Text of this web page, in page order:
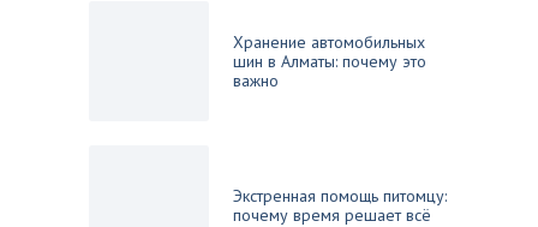
Хранение автомобильных
шин в Алматы: почему это
важно
Экстренная помощь питомцу:
почему время решает всё